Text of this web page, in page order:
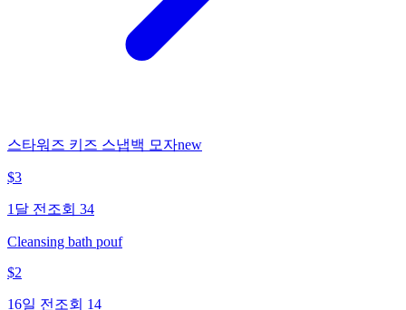
스타워즈 키즈 스냅백 모자new
$3
1달 전 조회 34
Cleansing bath pouf
$2
16일 전 조회 14